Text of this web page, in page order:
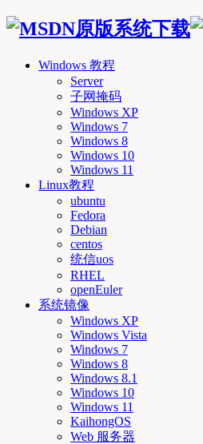
Windows 教程
Server
子网掩码
Windows XP
Windows 7
Windows 8
Windows 10
Windows 11
Linux教程
ubuntu
Fedora
Debian
centos
统信uos
RHEL
openEuler
系统镜像
Windows XP
Windows Vista
Windows 7
Windows 8
Windows 8.1
Windows 10
Windows 11
KaihongOS
Web 服务器